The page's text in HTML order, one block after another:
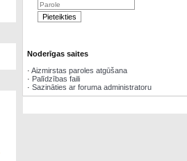
Noderīgas saites
· Aizmirstas paroles atgūšana
· Palīdzības faili
· Sazināties ar foruma administratoru